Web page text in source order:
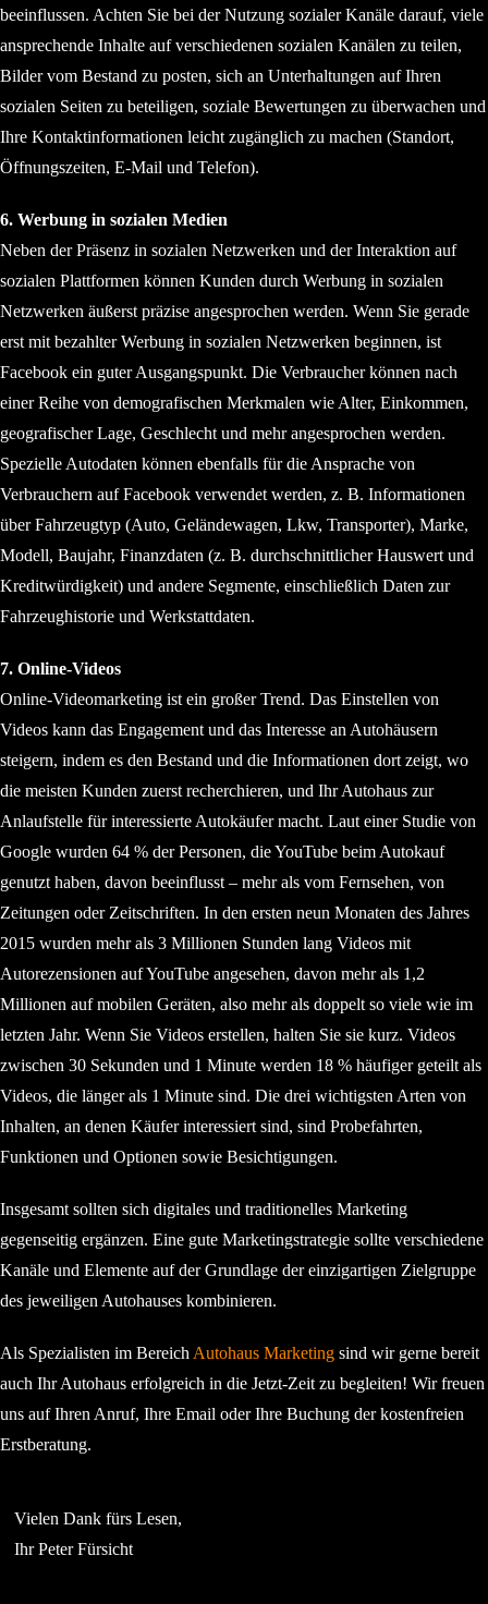
beeinflussen. Achten Sie bei der Nutzung sozialer Kanäle darauf, viele
ansprechende Inhalte auf verschiedenen sozialen Kanälen zu teilen,
Bilder vom Bestand zu posten, sich an Unterhaltungen auf Ihren
sozialen Seiten zu beteiligen, soziale Bewertungen zu überwachen und
Ihre Kontaktinformationen leicht zugänglich zu machen (Standort,
Öffnungszeiten, E-Mail und Telefon).
6. Werbung in sozialen Medien
Neben der Präsenz in sozialen Netzwerken und der Interaktion auf
sozialen Plattformen können Kunden durch Werbung in sozialen
Netzwerken äußerst präzise angesprochen werden. Wenn Sie gerade
erst mit bezahlter Werbung in sozialen Netzwerken beginnen, ist
Facebook ein guter Ausgangspunkt. Die Verbraucher können nach
einer Reihe von demografischen Merkmalen wie Alter, Einkommen,
geografischer Lage, Geschlecht und mehr angesprochen werden.
Spezielle Autodaten können ebenfalls für die Ansprache von
Verbrauchern auf Facebook verwendet werden, z. B. Informationen
über Fahrzeugtyp (Auto, Geländewagen, Lkw, Transporter), Marke,
Modell, Baujahr, Finanzdaten (z. B. durchschnittlicher Hauswert und
Kreditwürdigkeit) und andere Segmente, einschließlich Daten zur
Fahrzeughistorie und Werkstattdaten.
7. Online-Videos
Online-Videomarketing ist ein großer Trend. Das Einstellen von
Videos kann das Engagement und das Interesse an Autohäusern
steigern, indem es den Bestand und die Informationen dort zeigt, wo
die meisten Kunden zuerst recherchieren, und Ihr Autohaus zur
Anlaufstelle für interessierte Autokäufer macht. Laut einer Studie von
Google wurden 64 % der Personen, die YouTube beim Autokauf
genutzt haben, davon beeinflusst – mehr als vom Fernsehen, von
Zeitungen oder Zeitschriften. In den ersten neun Monaten des Jahres
2015 wurden mehr als 3 Millionen Stunden lang Videos mit
Autorezensionen auf YouTube angesehen, davon mehr als 1,2
Millionen auf mobilen Geräten, also mehr als doppelt so viele wie im
letzten Jahr. Wenn Sie Videos erstellen, halten Sie sie kurz. Videos
zwischen 30 Sekunden und 1 Minute werden 18 % häufiger geteilt als
Videos, die länger als 1 Minute sind. Die drei wichtigsten Arten von
Inhalten, an denen Käufer interessiert sind, sind Probefahrten,
Funktionen und Optionen sowie Besichtigungen.
Insgesamt sollten sich digitales und traditionelles Marketing
gegenseitig ergänzen. Eine gute Marketingstrategie sollte verschiedene
Kanäle und Elemente auf der Grundlage der einzigartigen Zielgruppe
des jeweiligen Autohauses kombinieren.
Als Spezialisten im Bereich Autohaus Marketingsind wir gerne bereit
auch Ihr Autohaus erfolgreich in die Jetzt-Zeit zu begleiten! Wir freuen
uns auf Ihren Anruf, Ihre Email oder Ihre Buchung der kostenfreien
Erstberatung.
Vielen Dank fürs Lesen,
Ihr Peter Fürsicht